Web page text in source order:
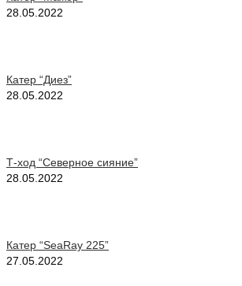
28.05.2022
Катер “Диез”
28.05.2022
Т-ход “Северное сияние”
28.05.2022
Катер “SeaRay 225”
27.05.2022